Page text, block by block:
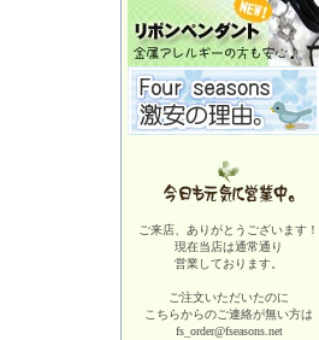
ご来店、ありがとうございます！
現在当店は通常通り
営業しております。
ご注文いただいたのに
こちらからのご連絡が無い方は
fs_order@fseasons.net